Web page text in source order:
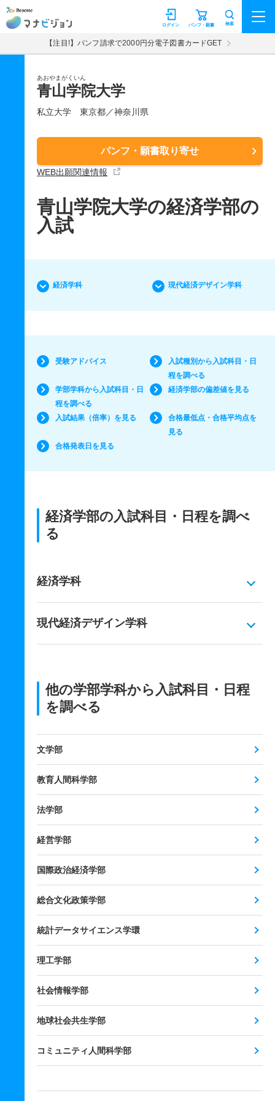
マナビジョン パンフ・願書
ログイン 検索
【注目!】パンフ請求で2000円分電子図書カードGET
あおやまがくいん
青山学院大学
私立大学 東京都／神奈川県
パンフ・願書取り寄せ
WEB出願関連情報
青山学院大学の経済学部の
入試
経済学科 現代経済デザイン学科
受験アドバイス
入試種別から入試科目・日
程を調べる
学部学科から入試科目・日
程を調べる
経済学部の偏差値を見る
入試結果（倍率）を見る
合格最低点・合格平均点を
見る
合格発表日を見る
経済学部の入試科目・日程を調べ
る
経済学科
現代経済デザイン学科
他の学部学科から入試科目・日程
を調べる
文学部
教育人間科学部
法学部
経営学部
国際政治経済学部
総合文化政策学部
統計データサイエンス学環
理工学部
社会情報学部
地球社会共生学部
コミュニティ人間科学部